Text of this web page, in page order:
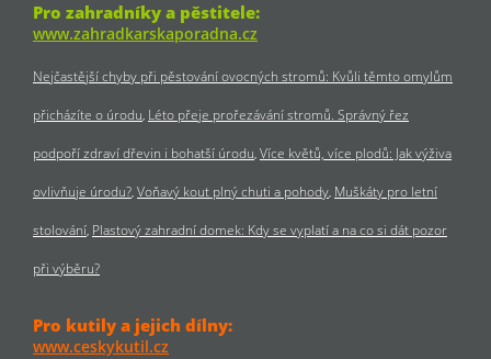
Pro zahradníky a pěstitele:
www.zahradkarskaporadna.cz
Nejčastější chyby při pěstování ovocných stromů: Kvůli těmto omylům
přicházíte o úrodu Léto přeje prořezávání stromů. Správný řez
podpoří zdraví dřevin i bohatší úrodu Více květů, více plodů: Jak výživa
ovlivňuje úrodu? Voňavý kout plný chuti a pohody Muškáty pro letní
stolování Plastový zahradní domek: Kdy se vyplatí a na co si dát pozor
při výběru?
Pro kutily a jejich dílny:
www.ceskykutil.cz